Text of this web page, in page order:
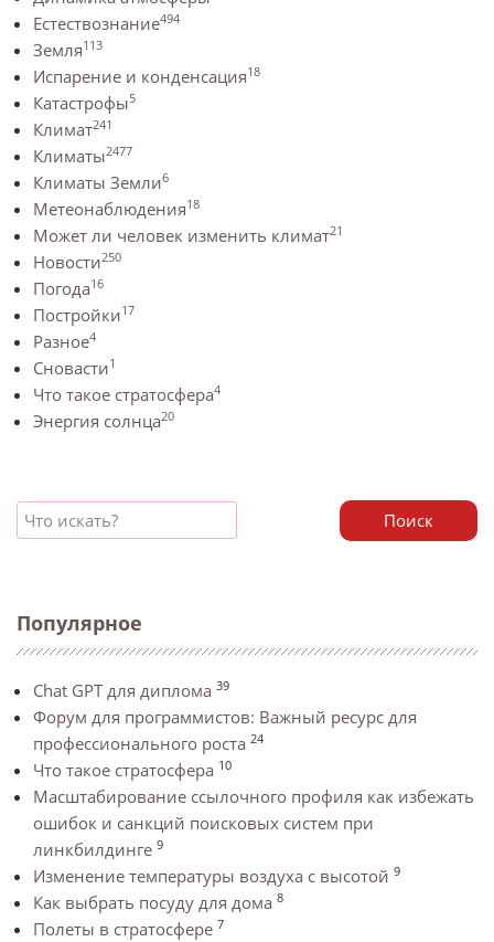
Естествознание494
Земля113
Испарение и конденсация18
Катастрофы5
Климат241
Климаты2477
Климаты Земли6
Метеонаблюдения18
Может ли человек изменить климат21
Новости250
Погода16
Постройки17
Разное4
Сновасти1
Что такое стратосфера4
Энергия солнца20
Поиск
Популярное
Chat GPT для диплома 39
Форум для программистов: Важный ресурс для
профессионального роста 24
Что такое стратосфера 10
Масштабирование ссылочного профиля как избежать
ошибок и санкций поисковых систем при
линкбилдинге 9
Изменение температуры воздуха с высотой 9
Как выбрать посуду для дома 8
Полеты в стратосфере 7